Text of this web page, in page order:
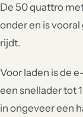
De 50 quattro
onder en is
rijdt.
Voor laden is de
een snellader tot
in ongeveer een